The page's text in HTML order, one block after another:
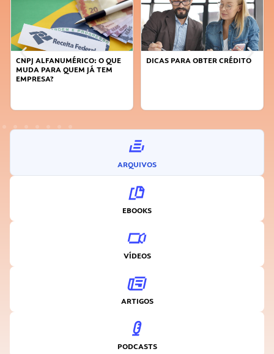
DICAS PARA OBTER CRÉDITO
FAÇA A DIFERENÇA: SEJA
ARQUIVOS
EBOOKS
VÍDEOS
ARTIGOS
PODCASTS